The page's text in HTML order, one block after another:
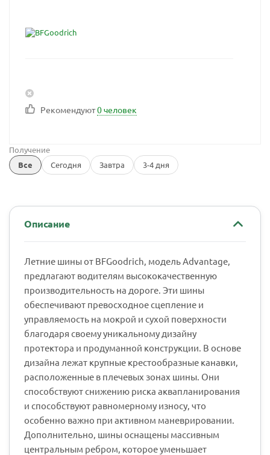
Рекомендуют0 человек
Получение
Все
Сегодня Завтра 3-4 дня
Описание
Летние шины от BFGoodrich, модель Advantage,
предлагают водителям высококачественную
производительность на дороге. Эти шины
обеспечивают превосходное сцепление и
управляемость на мокрой и сухой поверхности
благодаря своему уникальному дизайну
протектора и продуманной конструкции. В основе
дизайна лежат крупные крестообразные канавки,
расположенные в плечевых зонах шины. Они
способствуют снижению риска аквапланирования
и способствуют равномерному износу, что
особенно важно при активном маневрировании.
Дополнительно, шины оснащены массивным
центральным ребром, которое уменьшает